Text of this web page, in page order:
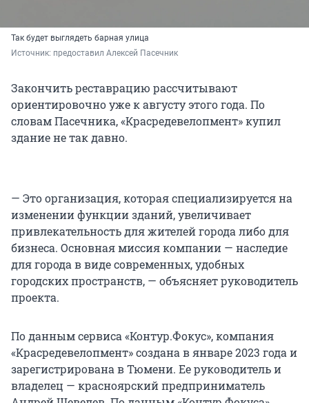
Так будет выглядеть барная улица
Источник: предоставил Алексей Пасечник
Закончить реставрацию рассчитывают
ориентировочно уже к августу этого года. По
словам Пасечника, «Красредевелопмент» купил
здание не так давно.
— Это организация, которая специализируется на
изменении функции зданий, увеличивает
привлекательность для жителей города либо для
бизнеса. Основная миссия компании — наследие
для города в виде современных, удобных
городских пространств, — объясняет руководитель
проекта.
По данным сервиса «Контур.Фокус», компания
«Красредевелопмент» создана в январе 2023 года и
зарегистрирована в Тюмени. Ее руководитель и
владелец — красноярский предприниматель